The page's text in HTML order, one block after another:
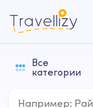
Все
категории